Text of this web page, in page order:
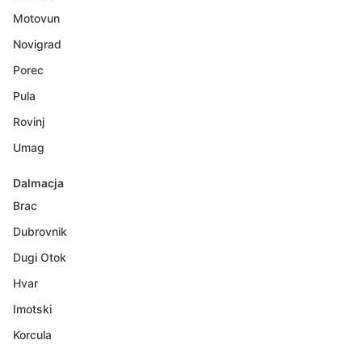
Motovun
Novigrad
Porec
Pula
Rovinj
Umag
Dalmacja
Brac
Dubrovnik
Dugi Otok
Hvar
Imotski
Korcula